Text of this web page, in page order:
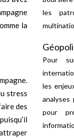
la
stress
des
les
Pour
les
pour